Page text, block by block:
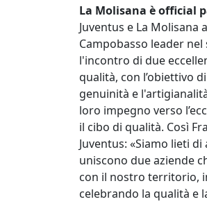
La Molisana è official
Juventus e La
Campobasso leader
l'incontro di due
qualità, con l’obiettivo
genuinità e
loro impegno verso
il cibo di qualità. Così
Juventus: «Siamo lieti
uniscono due aziende
con il nostro territorio,
celebrando la qualità e